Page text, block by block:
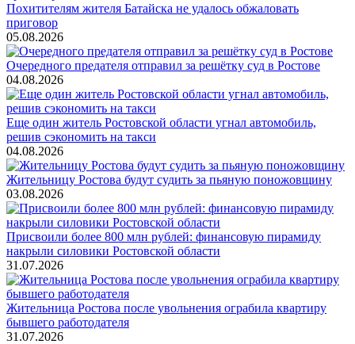
Похитителям жителя Батайска не удалось обжаловать
приговор
05.08.2026
Очередного предателя отправил за решётку суд в Ростове
04.08.2026
Еще один житель Ростовской области угнал автомобиль,
решив сэкономить на такси
04.08.2026
Жительницу Ростова будут судить за пьяную поножовщину
03.08.2026
Присвоили более 800 млн рублей: финансовую пирамиду
накрыли силовики Ростовской области
31.07.2026
Жительница Ростова после увольнения ограбила квартиру
бывшего работодателя
31.07.2026